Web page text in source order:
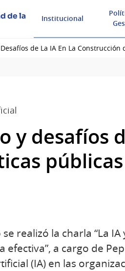
de la
Institucional
de La IA En La Construcción
y desafíos
se realizó la charla “La
efectiva”, a cargo de
(IA) en las